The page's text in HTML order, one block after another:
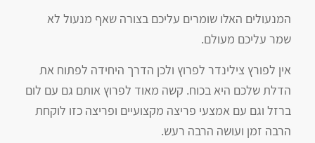
המנעולים האלו שומרים עליכם בצורה שאף מנעול לא
שמר עליכם מעולם.
אין לפורץ צילינדר לפרוץ ולכן הדרך היחידה לפתוח את
הדלת שלכם היא בכוח. קשה מאוד לפרוץ אותם גם עם לום
ברזל וגם עם אמצעי פריצה מקצועיים ופריצה כזו לוקחת
הרבה זמן ועושה הרבה רעש.